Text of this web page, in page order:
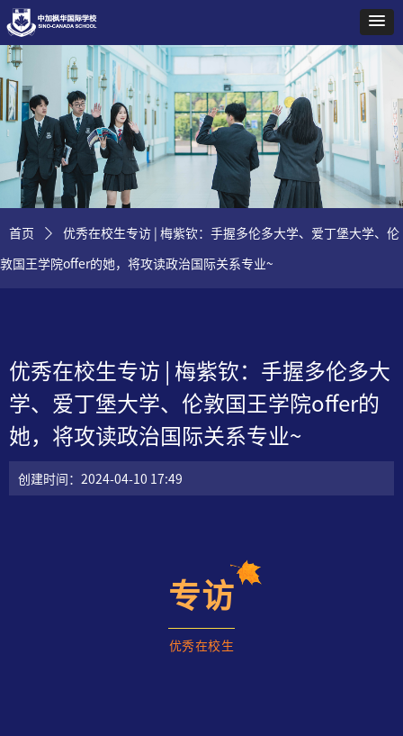
首页 ꄲ 优秀在校生专访 | 梅紫钦：手握多伦多大学、爱丁堡大学、伦
敦国王学院offer的她，将攻读政治国际关系专业~
优秀在校生专访 | 梅紫钦：手握多伦多大
学、爱丁堡大学、伦敦国王学院offer的
她，将攻读政治国际关系专业~
创建时间： 2024-04-10 17:49
专访
优秀在校生